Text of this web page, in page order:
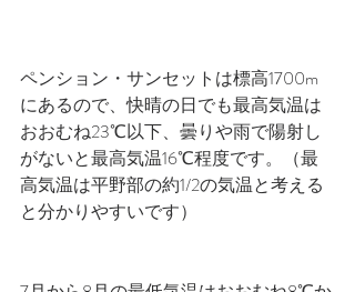
ペンション・サンセットは標高1700m
にあるので、快晴の日でも最高気温は
おおむね23℃以下、曇りや雨で陽射し
がないと最高気温16℃程度です。（最
高気温は平野部の約1/2の気温と考える
と分かりやすいです）